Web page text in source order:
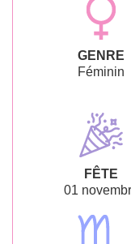
GENRE
Féminin
FÊTE
01